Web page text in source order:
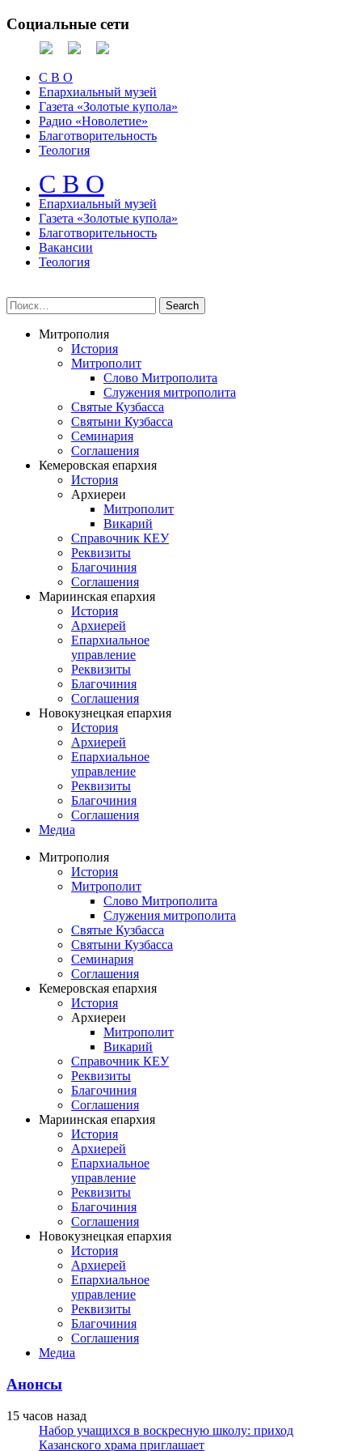
Социальные сети
С В О
Епархиальный музей
Газета «Золотые купола»
Радио «Новолетие»
Благотворительность
Теология
С В О
Епархиальный музeй
Газета «Золотые купола»
Благотворительность
Вакансии
Теология
Митрополия
История
Митрополит
Слово Митрополита
Служения митрополита
Святые Кузбасса
Святыни Кузбасса
Семинария
Соглашения
Кемеровская епархия
История
Архиереи
Митрополит
Викарий
Справочник КЕУ
Реквизиты
Благочиния
Соглашения
Мариинская епархия
История
Архиерей
Епархиальное
управление
Реквизиты
Благочиния
Соглашения
Новокузнецкая епархия
История
Архиерей
Епархиальное
управление
Реквизиты
Благочиния
Соглашения
Медиа
Митрополия
История
Митрополит
Слово Митрополита
Служения митрополита
Святые Кузбасса
Святыни Кузбасса
Семинария
Соглашения
Кемеровская епархия
История
Архиереи
Митрополит
Викарий
Справочник КЕУ
Реквизиты
Благочиния
Соглашения
Мариинская епархия
История
Архиерей
Епархиальное
управление
Реквизиты
Благочиния
Соглашения
Новокузнецкая епархия
История
Архиерей
Епархиальное
управление
Реквизиты
Благочиния
Соглашения
Медиа
Анонсы
15 часов назад
Набор учащихся в воскресную школу: приход
Казанского храма приглашает